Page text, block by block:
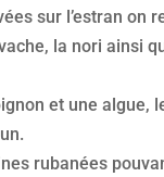
sur l’estran
la nori ainsi
et une
rubanées